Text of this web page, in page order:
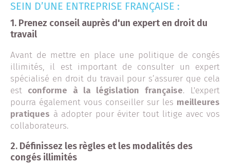
SEIN D’UNE ENTREPRISE FRANÇAISE :
1. Prenez conseil auprès d'un expert en droit du
travail
Avant de mettre en place une politique de congés
illimités, il est important de consulter un expert
spécialisé en droit du travail pour s’assurer que cela
est conforme à la législation française. L'expert
pourra également vous conseiller sur les meilleures
pratiques à adopter pour éviter tout litige avec vos
collaborateurs.
2. Définissez les règles et les modalités des
congés illimités